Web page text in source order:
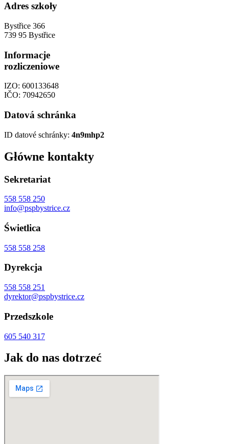
Adres szkoły
Bystřice 366
739 95 Bystřice
Informacje
rozliczeniowe
IZO: 600133648
IČO: 70942650
Datová schránka
ID datové schránky: 4n9mhp2
Główne kontakty
Sekretariat
558 558 250
info@pspbystrice.cz
Świetlica
558 558 258
Dyrekcja
558 558 251
dyrektor@pspbystrice.cz
Przedszkole
605 540 317
Jak do nas dotrzeć